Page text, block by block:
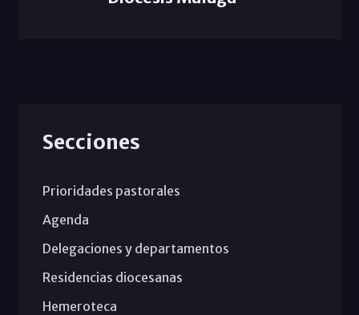
Secciones
Prioridades pastorales
Agenda
Delegaciones y departamentos
Residencias diocesanas
Hemeroteca